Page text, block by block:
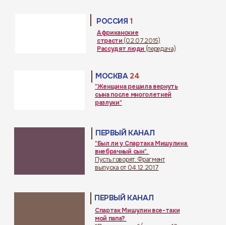
МОСКВА 24
ПЕРВЫЙ КАНАЛ
РОССИЯ 1
ПЕРВЫЙ КАНАЛ
"Женщина решила вернуть
сына после многолетней
разлуки"
Спартак Мишулин все-таки
мой папа?
Африканские
страсти (02.07.2015)
Рассудят люди (передача)
"Был ли у Спартака Мишулина
внебрачный сын".
Пусть говорят. Фрагмент
выпуска от 04.12.2017